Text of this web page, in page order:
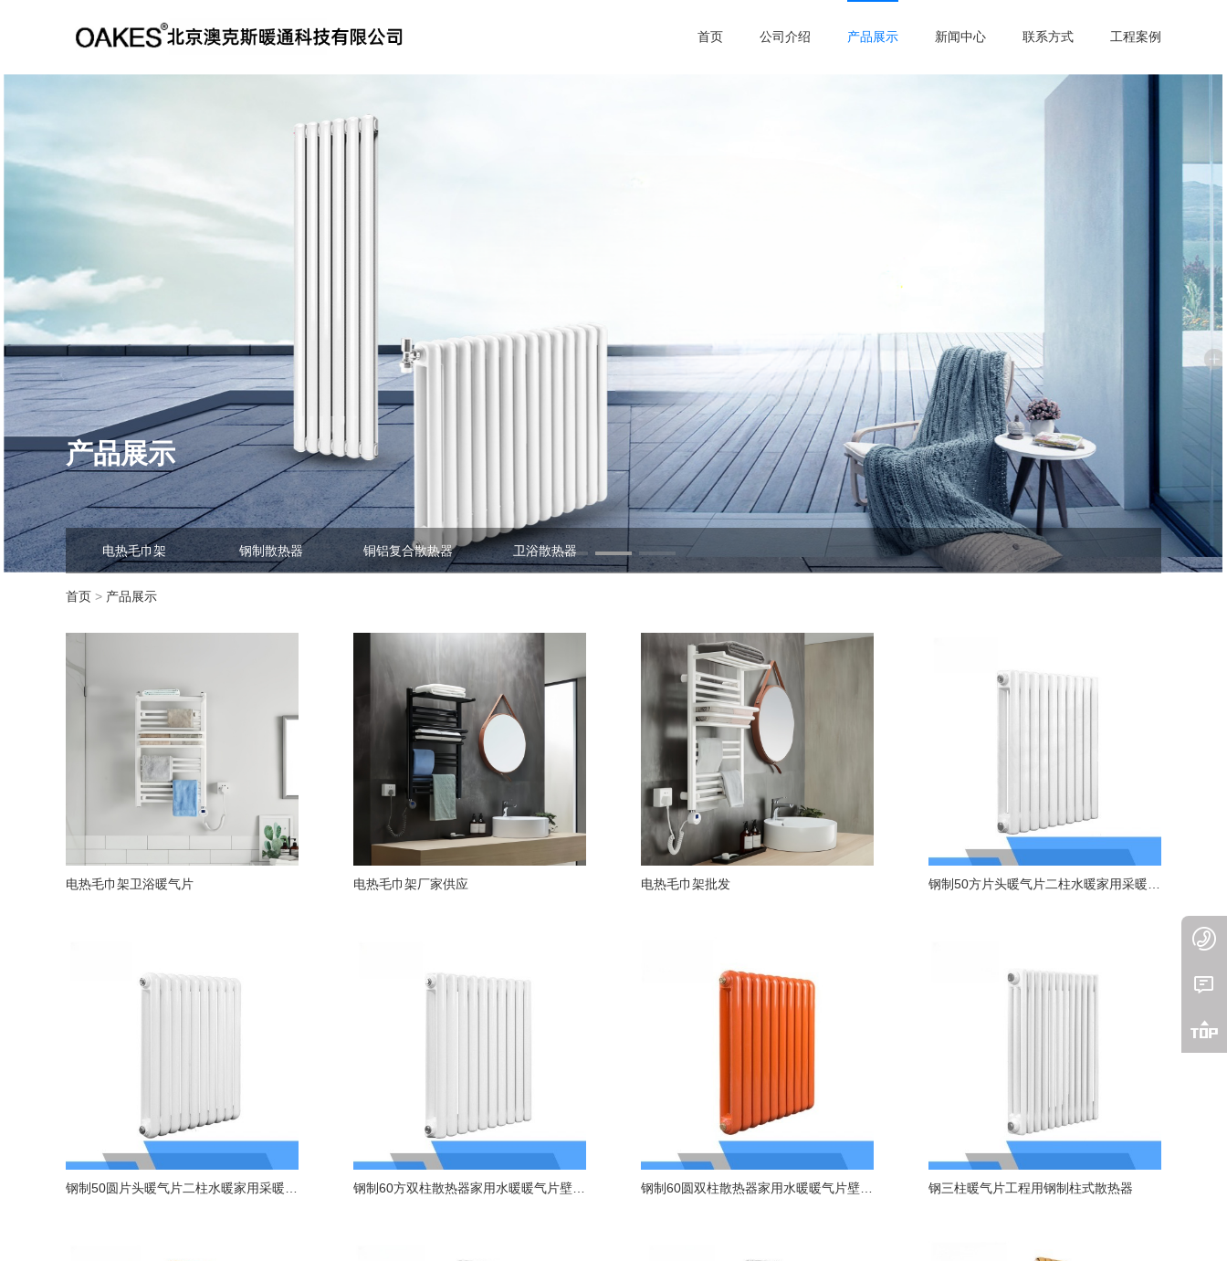
首页 公司介绍 产品展示 新闻中心 联系方式 工程案例
产品展示
电热毛巾架 钢制散热器 铜铝复合散热器 卫浴散热器
首页 > 产品展示
电热毛巾架卫浴暖气片 电热毛巾架厂家供应 电热毛巾架批发 钢制50方片头暖气片二柱水暖家用采暖散热器
钢制50圆片头暖气片二柱水暖家用采暖散热器 钢制60方双柱散热器家用水暖暖气片壁挂式自采暖 钢制60圆双柱散热器家用水暖暖气片壁挂式自采暖 钢三柱暖气片工程用钢制柱式散热器


